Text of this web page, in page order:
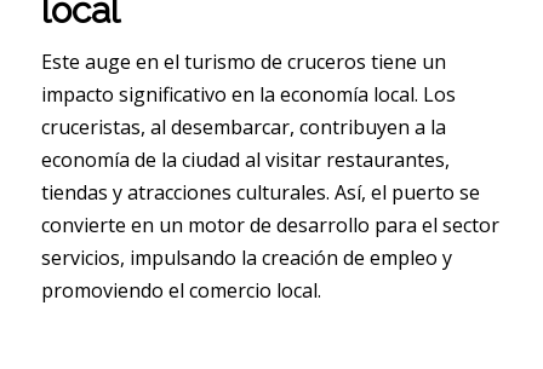
local
Este auge en el turismo de cruceros tiene un
impacto significativo en la economía local. Los
cruceristas, al desembarcar, contribuyen a la
economía de la ciudad al visitar restaurantes,
tiendas y atracciones culturales. Así, el puerto se
convierte en un motor de desarrollo para el sector
servicios, impulsando la creación de empleo y
promoviendo el comercio local.